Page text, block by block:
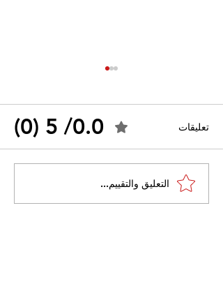
القضاء الإداري يقضي بحل
نقابة "كنابست"
تعليقات 0.0/ 5 (0)
التعليق والتقييم...